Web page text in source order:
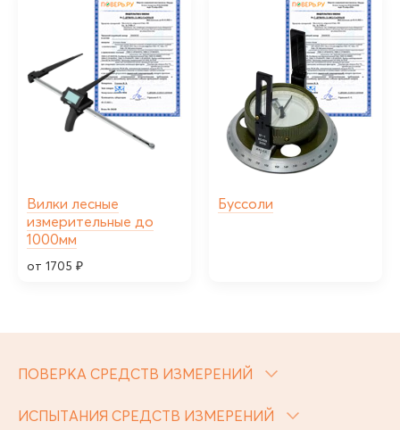
Вилки лесные
измерительные до
1000мм
от 1705 ₽
Буссоли
ПОВЕРКА СРЕДСТВ ИЗМЕРЕНИЙ
ИСПЫТАНИЯ СРЕДСТВ ИЗМЕРЕНИЙ